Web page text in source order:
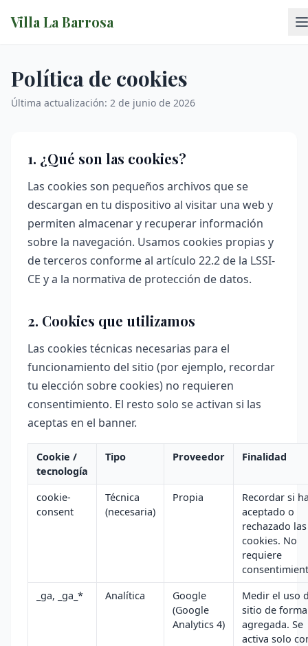
Villa La Barrosa
Política de cookies
Última actualización: 2 de junio de 2026
1. ¿Qué son las cookies?
Las cookies son pequeños archivos que se
descargan en tu dispositivo al visitar una web y
permiten almacenar y recuperar información
sobre la navegación. Usamos cookies propias y
de terceros conforme al artículo 22.2 de la LSSI-
CE y a la normativa de protección de datos.
2. Cookies que utilizamos
Las cookies técnicas necesarias para el
funcionamiento del sitio (por ejemplo, recordar
tu elección sobre cookies) no requieren
consentimiento. El resto solo se activan si las
aceptas en el banner.
Cookie /
tecnología
Tipo Proveedor Finalidad
cookie-
consent
Técnica
(necesaria)
Propia
Recordar si
aceptado o
rechazado las
cookies. No
requiere
_ga, _ga_*
Analítica
Google
(Google
Analytics 4)
Medir el uso
sitio de forma
agregada. Se
activa solo